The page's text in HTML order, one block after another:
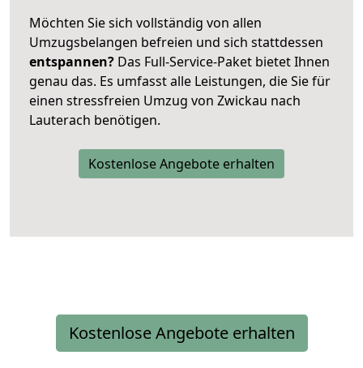
Möchten Sie sich vollständig von allen
Umzugsbelangen befreien und sich stattdessen
entspannen? Das Full-Service-Paket bietet Ihnen
genau das. Es umfasst alle Leistungen, die Sie für
einen stressfreien Umzug von Zwickau nach
Lauterach benötigen.
Kostenlose Angebote erhalten
Kostenlose Angebote erhalten